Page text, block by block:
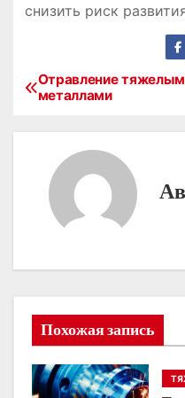
снизить риск
Н
а
и
я
Отравление
металлами
Похожая запись